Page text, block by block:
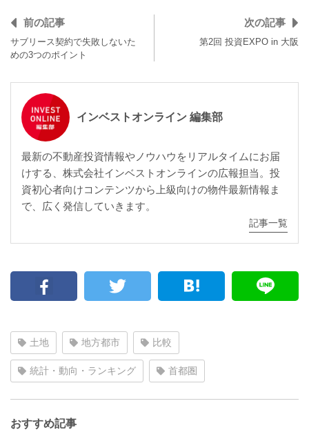
前の記事
サブリース契約で失敗しないた
めの3つのポイント
次の記事
第2回 投資EXPO in 大阪
インベストオンライン 編集部
最新の不動産投資情報やノウハウをリアルタイムにお届
けする、株式会社インベストオンラインの広報担当。投
資初心者向けコンテンツから上級向けの物件最新情報ま
で、広く発信していきます。
記事一覧
土地 地方都市 比較
統計・動向・ランキング 首都圏
おすすめ記事